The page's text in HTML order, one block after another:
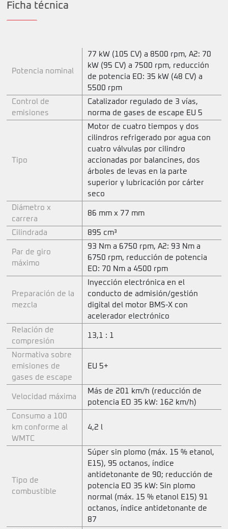
Ficha técnica
Potencia nominal
77 kW (105 CV) a 8500 rpm, A2: 70
kW (95 CV) a 7500 rpm, reducción
de potencia EO: 35 kW (48 CV) a
5500 rpm
Control de
emisiones
Catalizador regulado de 3 vías,
norma de gases de escape EU 5
Tipo
Motor de cuatro tiempos y dos
cilindros refrigerado por agua con
cuatro válvulas por cilindro
accionadas por balancines, dos
árboles de levas en la parte
superior y lubricación por cárter
seco
Diámetro x
carrera
86 mm x 77 mm
Cilindrada 895 cm³
Par de giro
máximo
93 Nm a 6750 rpm, A2: 93 Nm a
6750 rpm, reducción de potencia
EO: 70 Nm a 4500 rpm
Preparación de la
mezcla
Inyección electrónica en el
conducto de admisión/gestión
digital del motor BMS-X con
acelerador electrónico
Relación de
compresión
13,1 : 1
Normativa sobre
emisiones de
gases de escape
EU 5+
Velocidad máxima
Más de 201 km/h (reducción de
potencia EO 35 kW: 162 km/h)
Consumo a 100
km conforme al
WMTC
4,2 l
Tipo de
combustible
Súper sin plomo (máx. 15 % etanol,
E15), 95 octanos, índice
antidetonante de 90; reducción de
potencia EO 35 kW: Sin plomo
normal (máx. 15 % etanol E15) 91
octanos, índice antidetonante de
87